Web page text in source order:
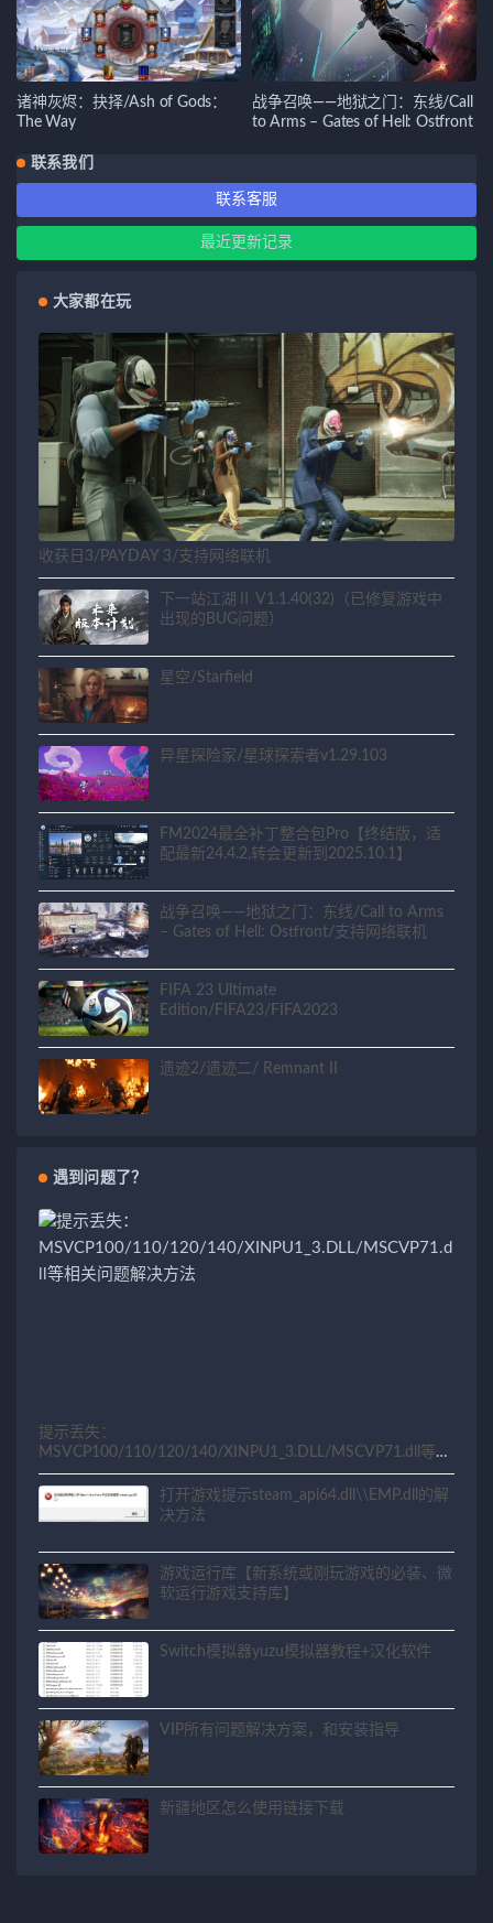
诸神灰烬：抉择/Ash of Gods：
The Way
战争召唤——地狱之门：东线/Call
to Arms – Gates of Hell: Ostfront
联系我们
联系客服
最近更新记录
大家都在玩
收获日3/PAYDAY 3/支持网络联机
下一站江湖Ⅱ V1.1.40(32)（已修复游戏中
出现的BUG问题）
星空/Starfield
异星探险家/星球探索者v1.29.103
FM2024最全补丁整合包Pro【终结版，适
配最新24.4.2,转会更新到2025.10.1】
战争召唤——地狱之门：东线/Call to Arms
– Gates of Hell: Ostfront/支持网络联机
FIFA 23 Ultimate
Edition/FIFA23/FIFA2023
遗迹2/遗迹二/ Remnant II
遇到问题了？
提示丢失：
MSVCP100/110/120/140/XINPU1_3.DLL/MSCVP71.dll等相
关问题解决方法
打开游戏提示steam_api64.dll\\EMP.dll的解
决方法
游戏运行库【新系统或刚玩游戏的必装、微
软运行游戏支持库】
Switch模拟器yuzu模拟器教程+汉化软件
VIP所有问题解决方案，和安装指导
新疆地区怎么使用链接下载